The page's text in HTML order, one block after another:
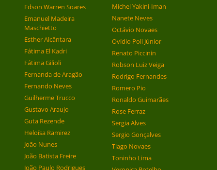
Edson Warren Soares
Emanuel Madeira
Maschietto
Esther Alcântara
Fátima El Kadri
Fátima Gilioli
Fernanda de Aragão
Fernando Neves
Guilherme Trucco
Gustavo Araujo
Guta Rezende
Heloísa Ramirez
João Nunes
João Batista Freire
João Paulo Rodrigues
Michel Yakini-Iman
Nanete Neves
Octávio Novaes
Ovídio Poli Júnior
Renato Piccinin
Robson Luiz Veiga
Rodrigo Fernandes
Romero Pio
Ronaldo Guimarães
Rose Ferraz
Sergia Alves
Sergio Gonçalves
Tiago Novaes
Toninho Lima